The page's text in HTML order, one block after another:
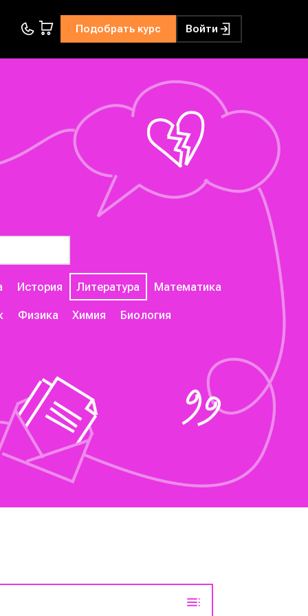
Подобрать курс Войти
История Литература Математика
Физика Химия Биология